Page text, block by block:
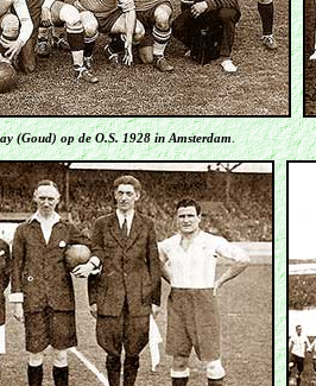
(Goud) op de O.S. 1928 in Amsterdam.